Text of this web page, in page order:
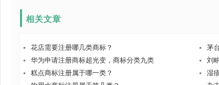
相关文章
花店需要注册哪几类商标？
茅
华为申请注册商标超光变，商标分类九类
刘
糕点商标注册属于哪一类？
湿